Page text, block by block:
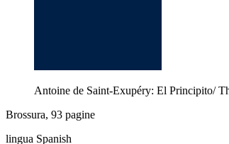
Antoine de Saint-Exupéry: El Principito/
Brossura, 93 pagine
lingua Spanish